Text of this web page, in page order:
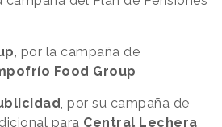
, por la campaña de
Food Group
, por su campaña de
para Central Lechera